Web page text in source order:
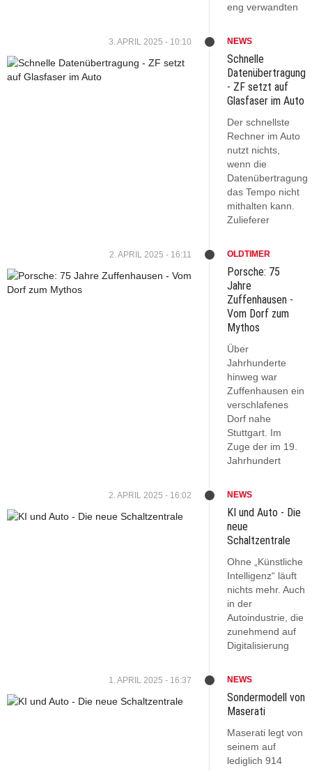
eng verwandten
3. APRIL 2025 - 10:10 NEWS
Schnelle
Datenübertragung
- ZF setzt auf
Glasfaser im Auto
Der schnellste
Rechner im Auto
nutzt nichts,
wenn die
Datenübertragung
das Tempo nicht
mithalten kann.
Zulieferer
2. APRIL 2025 - 16:11 OLDTIMER
Porsche: 75
Jahre
Zuffenhausen -
Vom Dorf zum
Mythos
Über
Jahrhunderte
hinweg war
Zuffenhausen ein
verschlafenes
Dorf nahe
Stuttgart. Im
Zuge der im 19.
Jahrhundert
2. APRIL 2025 - 16:02 NEWS
KI und Auto - Die
neue
Schaltzentrale
Ohne „Künstliche
Intelligenz“ läuft
nichts mehr. Auch
in der
Autoindustrie, die
zunehmend auf
Digitalisierung
1. APRIL 2025 - 16:37 NEWS
Sondermodell von
Maserati
Maserati legt von
seinem auf
lediglich 914